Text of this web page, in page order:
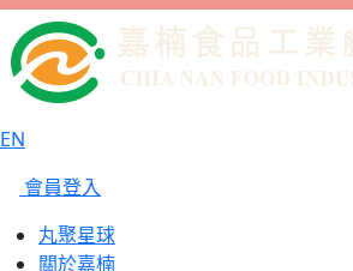
EN
會員登入
丸聚星球
關於嘉楠